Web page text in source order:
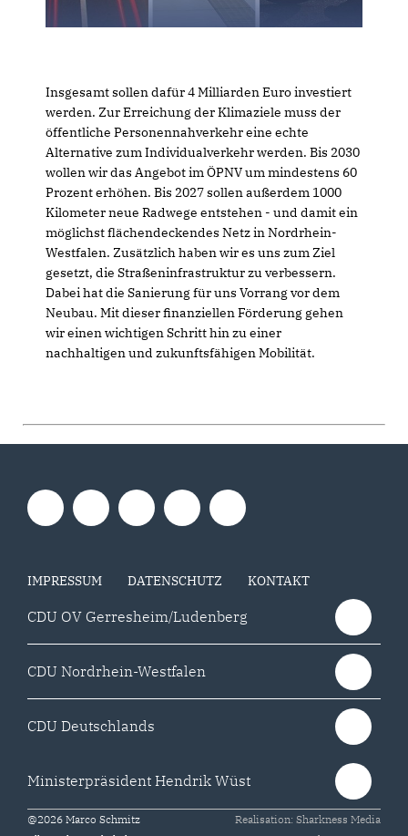
Insgesamt sollen dafür 4 Milliarden Euro investiert
werden. Zur Erreichung der Klimaziele muss der
öffentliche Personennahverkehr eine echte
Alternative zum Individualverkehr werden. Bis 2030
wollen wir das Angebot im ÖPNV um mindestens 60
Prozent erhöhen. Bis 2027 sollen außerdem 1000
Kilometer neue Radwege entstehen - und damit ein
möglichst flächendeckendes Netz in Nordrhein-
Westfalen. Zusätzlich haben wir es uns zum Ziel
gesetzt, die Straßeninfrastruktur zu verbessern.
Dabei hat die Sanierung für uns Vorrang vor dem
Neubau. Mit dieser finanziellen Förderung gehen
wir einen wichtigen Schritt hin zu einer
nachhaltigen und zukunftsfähigen Mobilität.
IMPRESSUM DATENSCHUTZ KONTAKT
CDU OV Gerresheim/Ludenberg
CDU Nordrhein-Westfalen
CDU Deutschlands
Ministerpräsident Hendrik Wüst
@2026 Marco Schmitz
Realisation: Sharkness Media